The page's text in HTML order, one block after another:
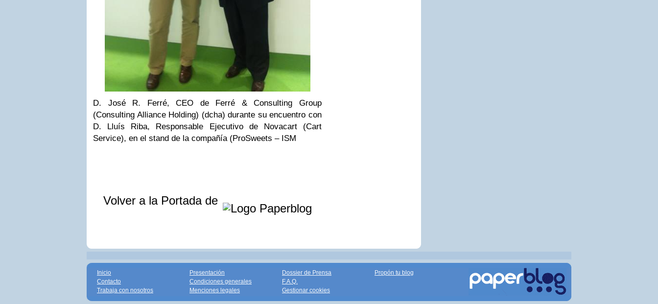
D. José R. Ferré, CEO de Ferré & Consulting Group
(Consulting Alliance Holding) (dcha) durante su encuentro con
D. Lluís Riba, Responsable Ejecutivo de Novacart (Cart
Service), en el stand de la compañía (ProSweets – ISM
Volver a la Portada de
Inicio
Contacto
Trabaja con nosotros
Presentación
Condiciones generales
Menciones legales
Dossier de Prensa
F.A.Q.
Gestionar cookies
Propón tu blog